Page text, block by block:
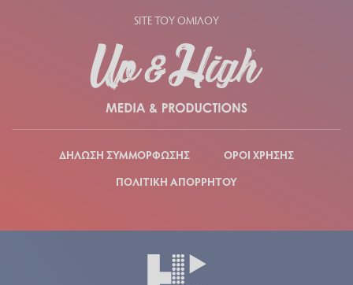
SITE ΤΟΥ ΟΜΙΛΟΥ
ΔΗΛΩΣΗ ΣΥΜΜΟΡΦΩΣΗΣ
ΟΡΟΙ ΧΡΗΣΗΣ
ΠΟΛΙΤΙΚΗ ΑΠΟΡΡΗΤΟΥ